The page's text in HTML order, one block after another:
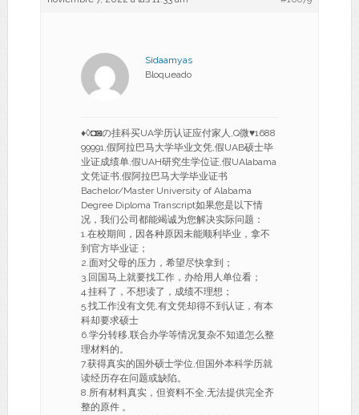
Sidaamyas
Bloqueado
♦◊◘◙の挂科买UA学历认证应付家人,Q微♥1688
99991,假阿拉巴马大学毕业文凭,假UAB硕士毕
业证成绩单,假UAH研究生学位证,假UAlabama
文凭证书,假阿拉巴马大学毕业证书
Bachelor/Master University of Alabama
Degree Diploma Transcript如果您是以下情
况，我们公司都能竭诚为您解决实际问题：
1.在校期间，因各种原因未能顺利毕业，拿不
到官方毕业证；
2.面对父母的压力，希望尽快拿到；
3.回国马上就要找工作，办给用人单位看；
4.挂科了，不想读了，成绩不理想；
5.找工作没有文凭,有文凭却得不到认证，有本
科却要求硕士
6.学分转移,联合办学等情况复杂不知道怎么整
理材料的。
7.获得真实的国外硕士学位,但国外本科学历就
读经历存在问题或缺陷。
8.所有材料真实，但资料不全,无法提供完全齐
整的原件 。